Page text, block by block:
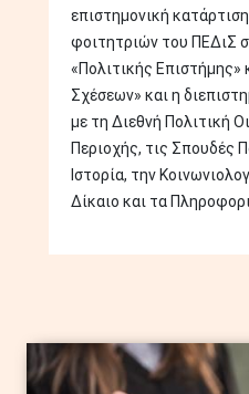
επιστημονική
φοιτητριών του ΠΕΔιΣ
«Πολιτικής Επιστήμης»
Σχέσεων» και η
με τη Διεθνή Πολιτική
Περιοχής, τις Σπουδές
Ιστορία, την
Δίκαιο και τα
Image